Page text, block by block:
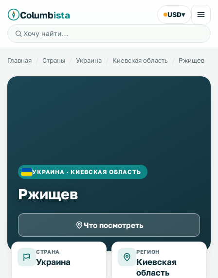
Columbista USD▾
Главная Страны Украина Киевская область Ржищев
УКРАИНА · КИЕВСКАЯ ОБЛАСТЬ
Ржищев
Что посмотреть
СТРАНА
Украина
РЕГИОН
Киевская
область